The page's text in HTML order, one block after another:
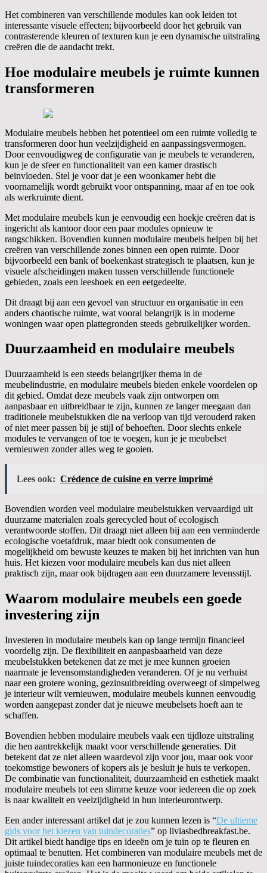
Het combineren van verschillende modules kan ook leiden tot
interessante visuele effecten; bijvoorbeeld door het gebruik van
contrasterende kleuren of texturen kun je een dynamische uitstraling
creëren die de aandacht trekt.
Hoe modulaire meubels je ruimte kunnen
transformeren
Modulaire meubels hebben het potentieel om een ruimte volledig te
transformeren door hun veelzijdigheid en aanpassingsvermogen.
Door eenvoudigweg de configuratie van je meubels te veranderen,
kun je de sfeer en functionaliteit van een kamer drastisch
beïnvloeden. Stel je voor dat je een woonkamer hebt die
voornamelijk wordt gebruikt voor ontspanning, maar af en toe ook
als werkruimte dient.
Met modulaire meubels kun je eenvoudig een hoekje creëren dat is
ingericht als kantoor door een paar modules opnieuw te
rangschikken. Bovendien kunnen modulaire meubels helpen bij het
creëren van verschillende zones binnen een open ruimte. Door
bijvoorbeeld een bank of boekenkast strategisch te plaatsen, kun je
visuele afscheidingen maken tussen verschillende functionele
gebieden, zoals een leeshoek en een eetgedeelte.
Dit draagt bij aan een gevoel van structuur en organisatie in een
anders chaotische ruimte, wat vooral belangrijk is in moderne
woningen waar open plattegronden steeds gebruikelijker worden.
Duurzaamheid en modulaire meubels
Duurzaamheid is een steeds belangrijker thema in de
meubelindustrie, en modulaire meubels bieden enkele voordelen op
dit gebied. Omdat deze meubels vaak zijn ontworpen om
aanpasbaar en uitbreidbaar te zijn, kunnen ze langer meegaan dan
traditionele meubelstukken die na verloop van tijd verouderd raken
of niet meer passen bij je stijl of behoeften. Door slechts enkele
modules te vervangen of toe te voegen, kun je je meubelset
vernieuwen zonder alles weg te gooien.
Lees ook: Crédence de cuisine en verre imprimé
Bovendien worden veel modulaire meubelstukken vervaardigd uit
duurzame materialen zoals gerecycled hout of ecologisch
verantwoorde stoffen. Dit draagt niet alleen bij aan een verminderde
ecologische voetafdruk, maar biedt ook consumenten de
mogelijkheid om bewuste keuzes te maken bij het inrichten van hun
huis. Het kiezen voor modulaire meubels kan dus niet alleen
praktisch zijn, maar ook bijdragen aan een duurzamere levensstijl.
Waarom modulaire meubels een goede
investering zijn
Investeren in modulaire meubels kan op lange termijn financieel
voordelig zijn. De flexibiliteit en aanpasbaarheid van deze
meubelstukken betekenen dat ze met je mee kunnen groeien
naarmate je levensomstandigheden veranderen. Of je nu verhuist
naar een grotere woning, gezinsuitbreiding overweegt of simpelweg
je interieur wilt vernieuwen, modulaire meubels kunnen eenvoudig
worden aangepast zonder dat je nieuwe meubelsets hoeft aan te
schaffen.
Bovendien hebben modulaire meubels vaak een tijdloze uitstraling
die hen aantrekkelijk maakt voor verschillende generaties. Dit
betekent dat ze niet alleen waardevol zijn voor jou, maar ook voor
toekomstige bewoners of kopers als je besluit je huis te verkopen.
De combinatie van functionaliteit, duurzaamheid en esthetiek maakt
modulaire meubels tot een slimme keuze voor iedereen die op zoek
is naar kwaliteit en veelzijdigheid in hun interieurontwerp.
Een ander interessant artikel dat je zou kunnen lezen is “De ultieme
gids voor het kiezen van tuindecoraties” op liviasbedbreakfast.be.
Dit artikel biedt handige tips en ideeën om je tuin op te fleuren en
optimaal te benutten. Het combineren van modulaire meubels met de
juiste tuindecoraties kan een harmonieuze en functionele